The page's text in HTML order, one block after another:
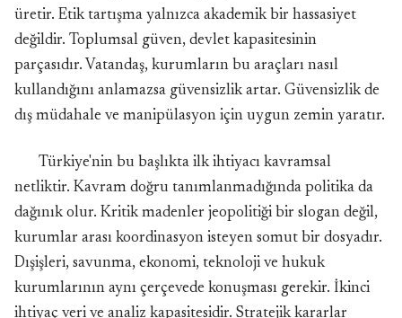
üretir. Etik tartışma yalnızca akademik bir hassasiyet
değildir. Toplumsal güven, devlet kapasitesinin
parçasıdır. Vatandaş, kurumların bu araçları nasıl
kullandığını anlamazsa güvensizlik artar. Güvensizlik de
dış müdahale ve manipülasyon için uygun zemin yaratır.
Türkiye'nin bu başlıkta ilk ihtiyacı kavramsal
netliktir. Kavram doğru tanımlanmadığında politika da
dağınık olur. Kritik madenler jeopolitiği bir slogan değil,
kurumlar arası koordinasyon isteyen somut bir dosyadır.
Dışişleri, savunma, ekonomi, teknoloji ve hukuk
kurumlarının aynı çerçevede konuşması gerekir. İkinci
ihtiyaç veri ve analiz kapasitesidir. Stratejik kararlar